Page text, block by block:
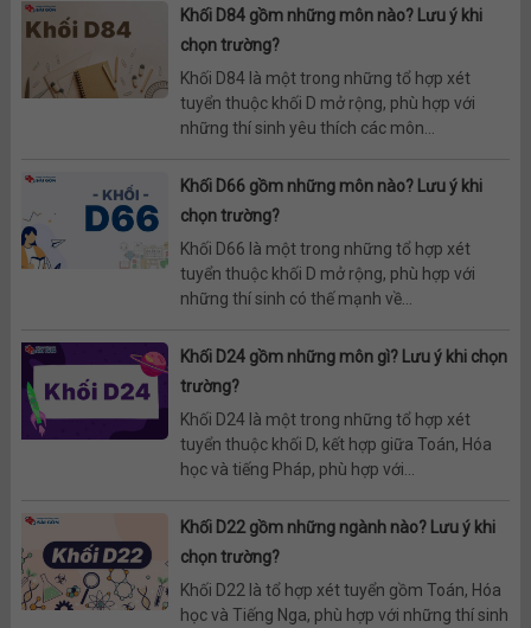
Khối D84 gồm những môn nào? Lưu ý khi
chọn trường?
Khối D84 là một trong những tổ hợp xét
tuyển thuộc khối D mở rộng, phù hợp với
những thí sinh yêu thích các môn...
Khối D66 gồm những môn nào? Lưu ý khi
chọn trường?
Khối D66 là một trong những tổ hợp xét
tuyển thuộc khối D mở rộng, phù hợp với
những thí sinh có thế mạnh về...
Khối D24 gồm những môn gì? Lưu ý khi chọn
trường?
Khối D24 là một trong những tổ hợp xét
tuyển thuộc khối D, kết hợp giữa Toán, Hóa
học và tiếng Pháp, phù hợp với...
Khối D22 gồm những ngành nào? Lưu ý khi
chọn trường?
Khối D22 là tổ hợp xét tuyển gồm Toán, Hóa
học và Tiếng Nga, phù hợp với những thí sinh